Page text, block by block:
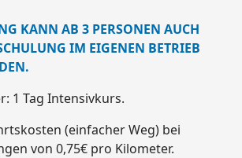
KANN AB 3 PERSONEN AUCH
IM EIGENEN BETRIEB
1 Tag Intensivkurs.
(einfacher Weg) bei
von 0,75€ pro Kilometer.